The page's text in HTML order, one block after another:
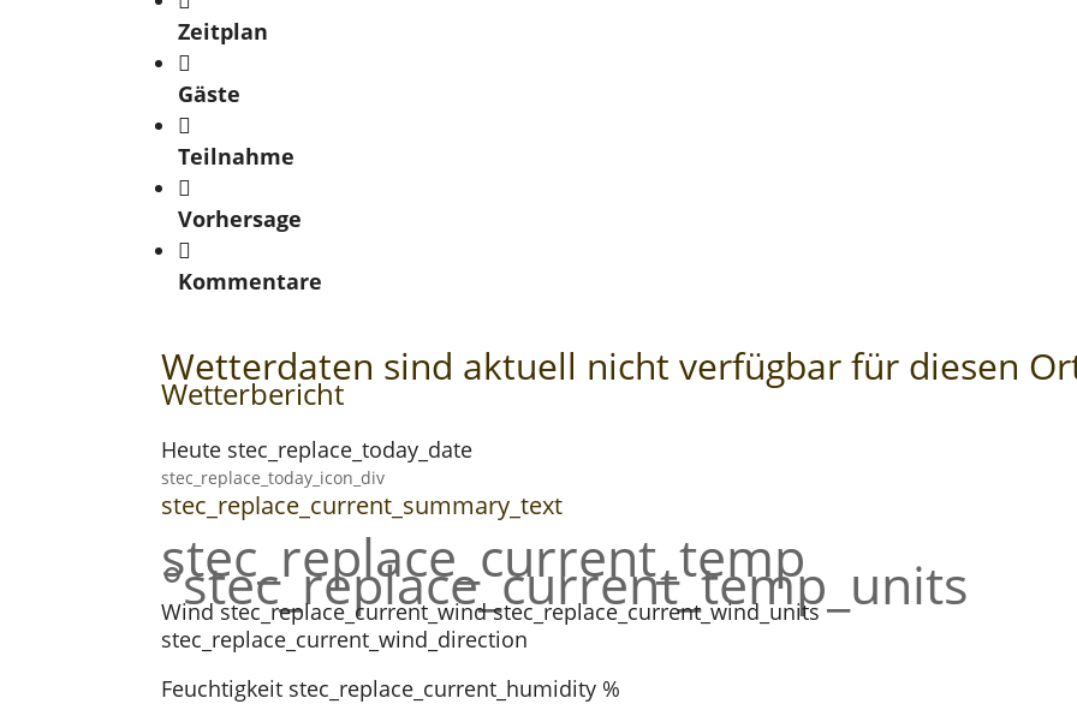
Zeitplan
Gäste
Teilnahme
Vorhersage
Kommentare
Wetterdaten sind aktuell nicht verfügbar für diesen
Wetterbericht
Heute stec_replace_today_date
stec_replace_today_icon_div
stec_replace_current_summary_text
stec_replace_current_temp
°stec_replace_current_temp_units
Windstec_replace_current_wind stec_replace_current_wind_units
stec_replace_current_wind_direction
Feuchtigkeit stec_replace_current_humidity %